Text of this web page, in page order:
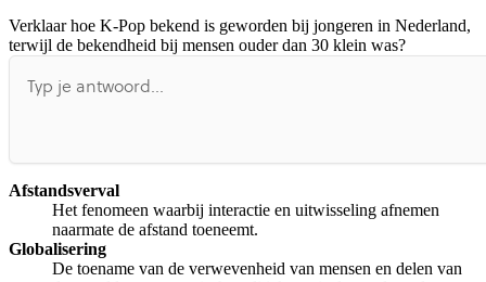
Verklaar hoe K-Pop bekend is geworden bij jongeren in Nederland,
terwijl de bekendheid bij mensen ouder dan 30 klein was?
Afstandsverval
Het fenomeen waarbij interactie en uitwisseling afnemen
naarmate de afstand toeneemt.
Globalisering
De toename van de verwevenheid van mensen en delen van